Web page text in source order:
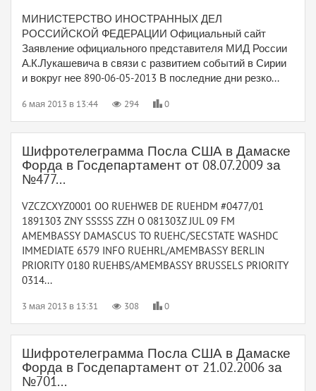
МИНИСТЕРСТВО ИНОСТРАННЫХ ДЕЛ
РОССИЙСКОЙ ФЕДЕРАЦИИ Официальный сайт
Заявление официального представителя МИД России
А.К.Лукашевича в связи с развитием событий в Сирии
и вокруг нее 890-06-05-2013 В последние дни резко...
6 мая 2013 в 13:44 294 0
Шифротелеграмма Посла США в Дамаске
Форда в Госдепартамент от 08.07.2009 за
№477...
VZCZCXYZ0001 OO RUEHWEB DE RUEHDM #0477/01
1891303 ZNY SSSSS ZZH O 081303Z JUL 09 FM
AMEMBASSY DAMASCUS TO RUEHC/SECSTATE WASHDC
IMMEDIATE 6579 INFO RUEHRL/AMEMBASSY BERLIN
PRIORITY 0180 RUEHBS/AMEMBASSY BRUSSELS PRIORITY
0314...
3 мая 2013 в 13:31 308 0
Шифротелеграмма Посла США в Дамаске
Форда в Госдепартамент от 21.02.2006 за
№701...